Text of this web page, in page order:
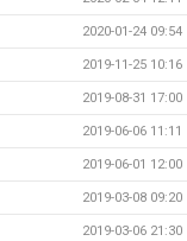
2020-01-24 09:54
2019-11-25 10:16
2019-08-31 17:00
2019-06-06 11:11
2019-06-01 12:00
2019-03-08 09:20
2019-03-06 21:30